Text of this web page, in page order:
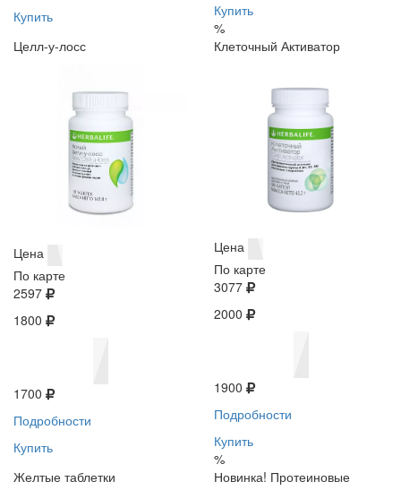
Купить
Купить
%
Целл-у-лосс
Цена
По карте
2597
1800
1700
Подробности
Купить
Клеточный Активатор
Цена
По карте
3077
2000
1900
Подробности
Купить
%
Желтые таблетки
Новинка! Протеиновые